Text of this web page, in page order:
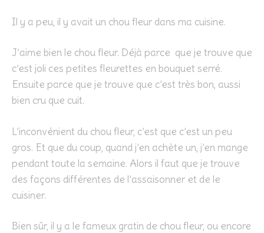
Il y a peu, il y avait un chou fleur dans ma cuisine.
J’aime bien le chou fleur. Déjà parce que je trouve que
c’est joli ces petites fleurettes en bouquet serré.
Ensuite parce que je trouve que c’est très bon, aussi
bien cru que cuit.
L’inconvénient du chou fleur, c’est que c’est un peu
gros. Et que du coup, quand j’en achète un, j’en mange
pendant toute la semaine. Alors il faut que je trouve
des façons différentes de l’assaisonner et de le
cuisiner.
Bien sûr, il y a le fameux gratin de chou fleur, ou encore